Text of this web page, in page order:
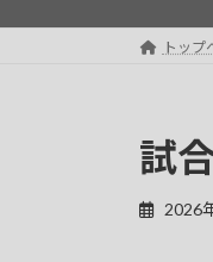
キ
に
トップ
試
2026